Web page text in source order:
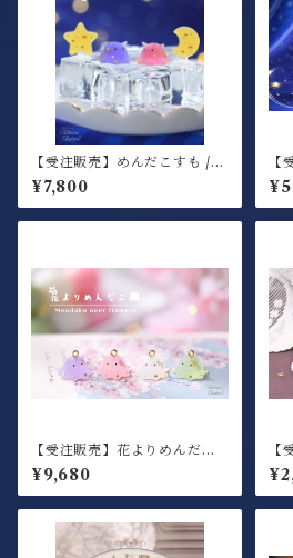
【受注販売】めんだこすも /
¥7,800
【
【受注販売】花よりめんだこ /
オブジェ(金具なし)4匹セット
¥9,680
輪